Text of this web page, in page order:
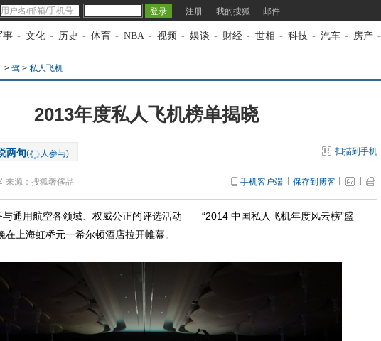
注册 我的搜狐 邮件
事 - 文化 - 历史 - 体育 - NBA - 视频 - 娱谈 - 财经 - 世相 - 科技 - 汽车 - 房产 -
> 驾 > 私人飞机
2013年度私人飞机榜单揭晓
两句( 人参与) 扫描到手机
来源： 搜狐奢侈品 手机客户端 保存到博客
与通用航空各领域、权威公正的评选活动——“2014 中国私人飞机年度风云榜”盛
上海虹桥元一希尔顿酒店拉开帷幕。